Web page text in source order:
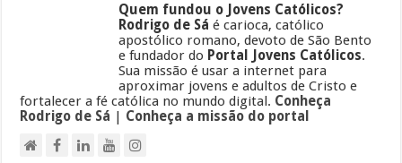
Quem fundou o Jovens Católicos?
Rodrigo de Sá é carioca, católico
apostólico romano, devoto de São Bento
e fundador do Portal Jovens Católicos.
Sua missão é usar a internet para
aproximar jovens e adultos de Cristo e
fortalecer a fé católica no mundo digital. Conheça
Rodrigo de Sá | Conheça a missão do portal